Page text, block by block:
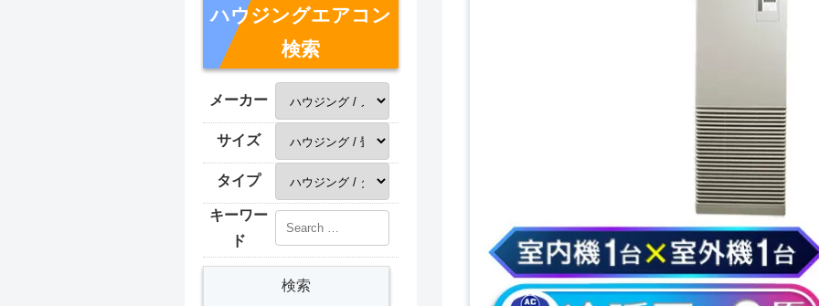
ハウジングエアコン
検索
メーカー
サイズ
タイプ
キーワー
ド